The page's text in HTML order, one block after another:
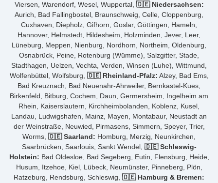
Viersen, Warendorf, Wesel, Wuppertal, 🇩🇪 Niedersachsen:
Aurich, Bad Fallingbostel, Braunschweig, Celle, Cloppenburg,
Cuxhaven, Diepholz, Gifhorn, Goslar, Göttingen, Hameln,
Hannover, Helmstedt, Hildesheim, Holzminden, Jever, Leer,
Lüneburg, Meppen, Nienburg, Nordhorn, Northeim, Oldenburg,
Osnabrück, Peine, Rotenburg (Wümme), Salzgitter, Stade,
Stadthagen, Uelzen, Vechta, Verden, Winsen (Luhe), Wittmund,
Wolfenbüttel, Wolfsburg, 🇩🇪 Rheinland-Pfalz: Alzey, Bad Ems,
Bad Kreuznach, Bad Neuenahr-Ahrweiler, Bernkastel-Kues,
Birkenfeld, Bitburg, Cochem, Daun, Germersheim, Ingelheim am
Rhein, Kaiserslautern, Kirchheimbolanden, Koblenz, Kusel,
Landau, Ludwigshafen, Mainz, Mayen, Montabaur, Neustadt an
der Weinstraße, Neuwied, Pirmasens, Simmern, Speyer, Trier,
Worms, 🇩🇪 Saarland: Homburg, Merzig, Neunkirchen,
Saarbrücken, Saarlouis, Sankt Wendel, 🇩🇪 Schleswig-
Holstein: Bad Oldesloe, Bad Segeberg, Eutin, Flensburg, Heide,
Husum, Itzehoe, Kiel, Lübeck, Neumünster, Pinneberg, Plön,
Ratzeburg, Rendsburg, Schleswig, 🇩🇪 Hamburg & Bremen: